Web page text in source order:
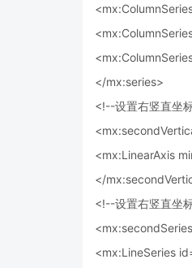
</mx:series>
<!--设置右竖直坐
<mx:LinearAxis
</
<!--设置右竖直坐
<mx:LineSeries